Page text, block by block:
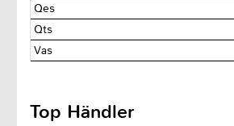
Qes
Qts
Vas
Top Händler